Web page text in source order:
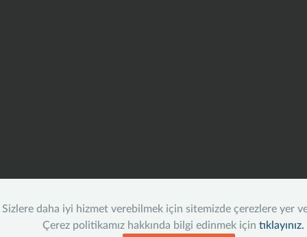
Sizlere daha iyi hizmet verebilmek için sitemizde çerezlere yer
Çerez politikamız hakkında bilgi edinmek için tıklayınız.